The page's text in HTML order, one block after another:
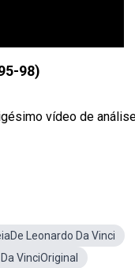
98)
vídeo de
Leonardo Da Vinci
VinciOriginal